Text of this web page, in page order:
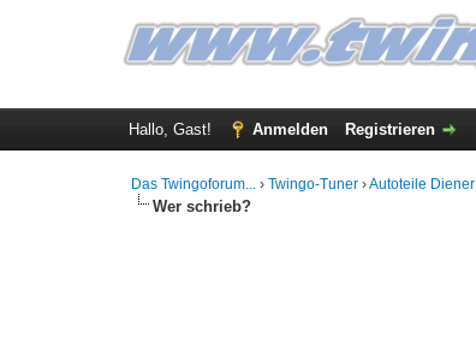
Hallo, Gast! Anmelden Registrieren
Das Twingoforum... ›Twingo-Tuner ›Autoteile Diener
Wer schrieb?